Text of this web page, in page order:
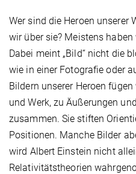
Wer sind die Heroen unserer
wir über sie? Meistens
Dabei meint „Bild“ nicht die
wie in einer Fotografie oder
Bildern unserer Heroen
und Werk, zu Äußerungen
zusammen. Sie stiften
Positionen. Manche Bilder
wird Albert Einstein nicht
Relativitätstheorien